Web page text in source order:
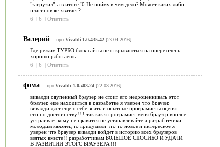
"загрузил", а в итоге "0.Не пойму в чем дело? Может каких либо
плагинов не хватает?
6
| 6 | Ответить
Валерий про Vivaldi 1.0.435.42[23-04-2016]
Где режим ТУРБО блок сайты не открываються на опере очень
хорошо работаешь.
6
| 6 | Ответить
фома про Vivaldi 1.0.403.24[22-03-2016]
вивалди опупенный браузер не стоит его недооценнивать этот
браузер еще находиться в разработке я уверен что браузер
вивалди даст еще о себе знать и опытные програмисты оценят
его по достоинству!!!! так как я програмист меня браузер вполне
устраивает кому не нравится не устанавливайте а разработчики
молодцы наконец то придумали что то новое и интересное я
уверен что браузер вивалди войдет в историю всех браузеров
взятых вместе!! разработчикам БОЛЬШОЕ СПОСИБО И УДАЧИ
В РАЗВИТИИ ЭТОГО БРАУЗЕРА !!!